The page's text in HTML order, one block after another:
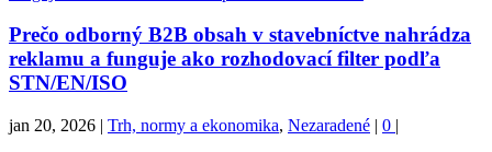
Prečo odborný B2B obsah v stavebníctve nahrádza
reklamu a funguje ako rozhodovací filter podľa
STN/EN/ISO
jan 20, 2026 | Trh, normy a ekonomika, Nezaradené | 0 |